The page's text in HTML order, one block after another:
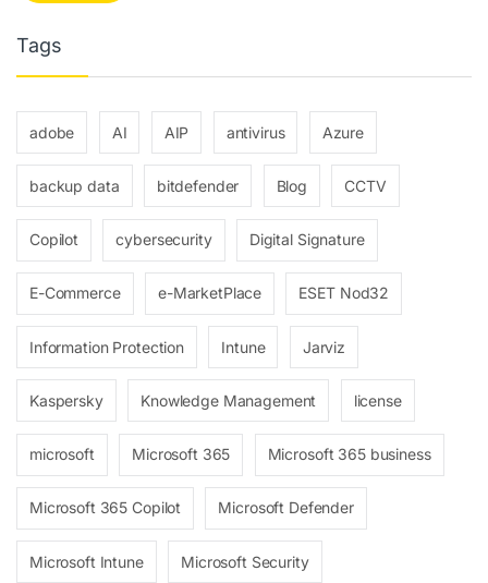
Tags
adobe AI AIP antivirus Azure
backup data bitdefender Blog CCTV
Copilot cybersecurity Digital Signature
E-Commerce e-MarketPlace ESET Nod32
Information Protection Intune Jarviz
Kaspersky Knowledge Management license
microsoft Microsoft 365 Microsoft 365 business
Microsoft 365 Copilot Microsoft Defender
Microsoft Intune Microsoft Security